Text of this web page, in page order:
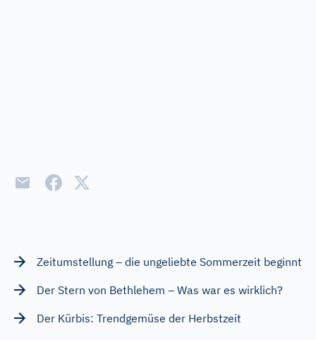
Zeitumstellung – die ungeliebte Sommerzeit beginnt
Der Stern von Bethlehem – Was war es wirklich?
Der Kürbis: Trendgemüse der Herbstzeit